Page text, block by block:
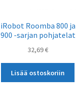
iRobot Roomba 800 ja
900 -sarjan pohjatelat
32,69€
Lisää ostoskoriin